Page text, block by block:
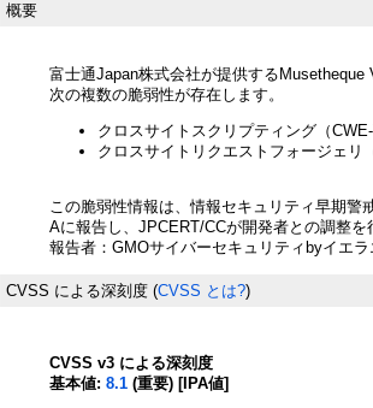
概要
富士通Japan株式会社が提供するMusetheque
次の複数の脆弱性が存在します。
クロスサイトスクリプティング（
クロスサイトリクエストフォージェリ
この脆弱性情報は、情報セキュリティ早期警
Aに報告し、JPCERT/CCが開発者との調整を
報告者：GMOサイバーセキュリティbyイエ
CVSS による深刻度 (CVSS とは?)
CVSS v3 による深刻度
基本値: 8.1 (重要) [IPA値]